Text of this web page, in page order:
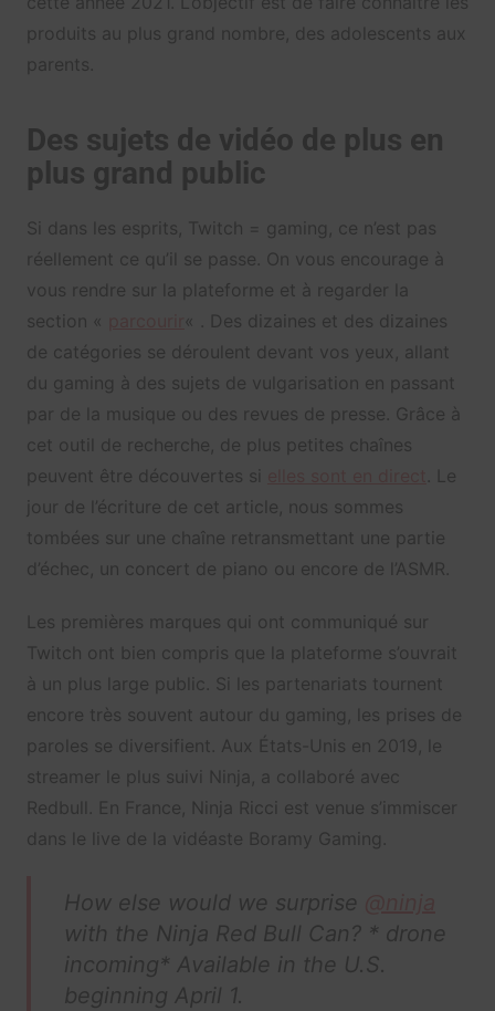
produits au plus grand nombre, des adolescents aux
parents.
Des sujets de vidéo de plus en
plus grand public
Si dans les esprits, Twitch = gaming, ce n’est pas
réellement ce qu’il se passe. On vous encourage à
vous rendre sur la plateforme et à regarder la
section «
« . Des dizaines et des dizaines
de catégories se déroulent devant vos yeux, allant
du gaming à des sujets de vulgarisation en passant
par de la musique ou des revues de presse. Grâce à
cet outil de recherche, de plus petites chaînes
peuvent être découvertes si
. Le
jour de l’écriture de cet article, nous sommes
tombées sur une chaîne retransmettant une partie
d’échec, un concert de piano ou encore de l’ASMR.
Les premières marques qui ont communiqué sur
Twitch ont bien compris que la plateforme s’ouvrait
à un plus large public. Si les partenariats tournent
encore très souvent autour du gaming, les prises de
paroles se diversifient. Aux États-Unis en 2019, le
streamer le plus suivi Ninja, a collaboré avec
Redbull. En France, Ninja Ricci est venue s’immiscer
dans le live de la vidéaste Boramy Gaming.
How else would we surprise
with the Ninja Red Bull Can? * drone
incoming* Available in the U.S.
beginning April 1.